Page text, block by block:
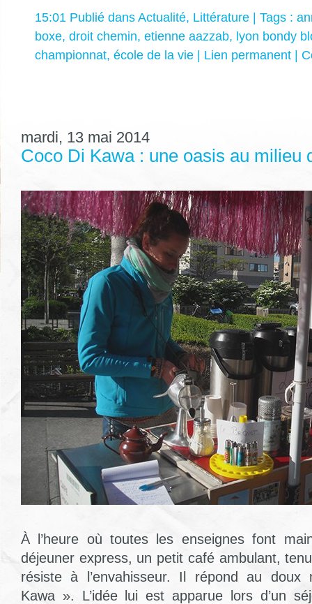
15:01 Publié dans Actualité, Littérature | Tags :
boxe, droit chemin, etienne aazzab, lyon bondy
championnat, école de la vie | Lien permanent |
mardi, 13 mai 2014
Coco Di Kawa : une oasis au milieu
À l’heure où toutes les enseignes font
déjeuner express, un petit café ambulant,
résiste à l’envahisseur. Il répond au
Kawa ». L’idée lui est apparue lors d’un